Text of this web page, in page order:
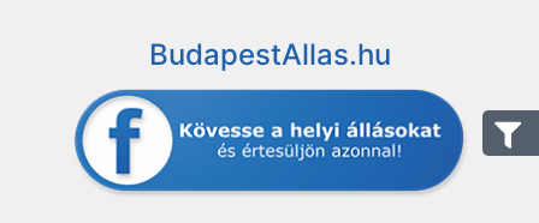
BudapestAllas.hu